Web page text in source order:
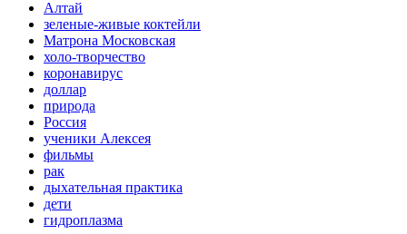
Алтай
зеленые-живые коктейли
Матрона Московская
холо-творчество
коронавирус
доллар
природа
Россия
ученики Алексея
фильмы
рак
дыхательная практика
дети
гидроплазма